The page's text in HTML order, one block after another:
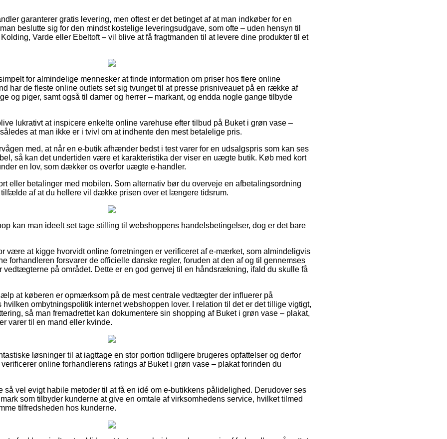
garanterer gratis levering, men oftest er det betinget af at man indkøber for en
beslutte sig for den mindst kostelige leveringsudgave, som ofte – uden hensyn til
Varde eller Ebeltoft – vil blive at få fragtmanden til at levere dine produkter til et
for almindelige mennesker at finde information om priser hos flere online
har de fleste online outlets set sig tvunget til at presse prisniveauet på en række af
og piger, samt også til damer og herrer – markant, og endda nogle gange tilbyde
lukrativt at inspicere enkelte online varehuse efter tilbud på Buket i grøn vase –
at man ikke er i tvivl om at indhente den mest betalelige pris.
med, at når en e-butik afhænder bedst i test varer for en udsalgspris som kan ses
så kan det undertiden være et karakteristika der viser en uægte butik. Køb med kort
en lov, som dækker os overfor uægte e-handler.
eller betalinger med mobilen. Som alternativ bør du overveje en afbetalingsordning
af at du hellere vil dække prisen over et længere tidsrum.
kan man ideelt set tage stilling til webshoppens handelsbetingelser, dog er det bare
være at kigge hvorvidt online forretningen er verificeret af e-mærket, som almindeligvis
forhandleren forsvarer de officielle danske regler, foruden at den af og til gennemses
vedtægterne på området. Dette er en god genvej til en håndsrækning, ifald du skulle få
at køberen er opmærksom på de mest centrale vedtægter der influerer på
ombytningspolitik internet webshoppen lover. I relation til det er det tillige vigtigt,
så man fremadrettet kan dokumentere sin shopping af Buket i grøn vase – plakat,
varer til en mand eller kvinde.
løsninger til at iagttage en stor portion tidligere brugeres opfattelser og derfor
online forhandlerens ratings af Buket i grøn vase – plakat forinden du
vel evigt habile metoder til at få en idé om e-butikkens pålidelighed. Derudover ses
som tilbyder kunderne at give en omtale af virksomhedens service, hvilket tilmed
tilfredsheden hos kunderne.